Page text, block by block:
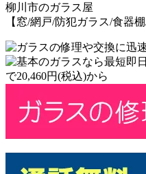
柳川市のガラス屋
【窓/網戸/防犯ガラス/食器